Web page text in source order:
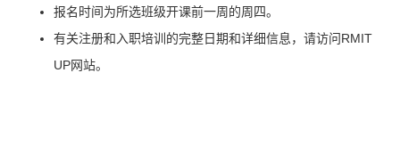
报名时间为所选班级开课前一周的周四。
有关注册和入职培训的完整日期和详细信息， 请访问RMIT
UP网站。